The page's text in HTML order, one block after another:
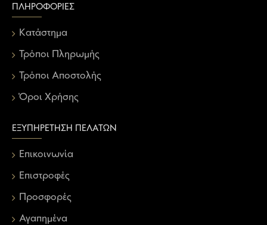
ΠΛΗΡΟΦΟΡΊΕΣ
Κατάστημα
Τρόποι Πληρωμής
Τρόποι Αποστολής
Όροι Χρήσης
ΕΞΥΠΗΡΈΤΗΣΗ ΠΕΛΑΤΏΝ
Επικοινωνία
Επιστροφές
Προσφορές
Αγαπημένα